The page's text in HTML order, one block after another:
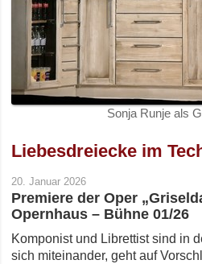
Sonja Runje als
Liebesdreiecke im
20. Januar 2026
Premiere der Oper
Opernhaus – Bühne 01/26
Komponist und Librettist sind in
sich miteinander, geht auf